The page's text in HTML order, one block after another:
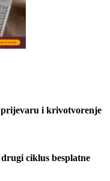
prijevaru i krivotvorenje
ciklus besplatne